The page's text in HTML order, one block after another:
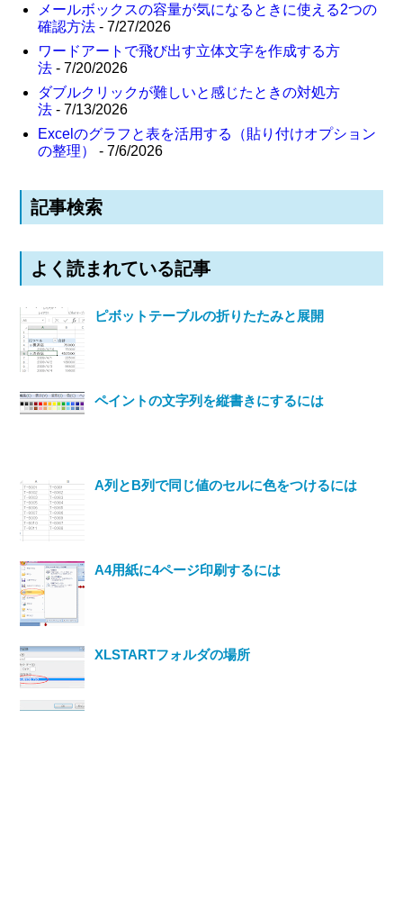
メールボックスの容量が気になるときに使える2つの
確認方法 - 7/27/2026
ワードアートで飛び出す立体文字を作成する方
法 - 7/20/2026
ダブルクリックが難しいと感じたときの対処方
法 - 7/13/2026
Excelのグラフと表を活用する（貼り付けオプション
の整理）
- 7/6/2026
記事検索
よく読まれている記事
ピボットテーブルの折りたたみと展開
ペイントの文字列を縦書きにするには
A列とB列で同じ値のセルに色をつけるには
A4用紙に4ページ印刷するには
XLSTARTフォルダの場所